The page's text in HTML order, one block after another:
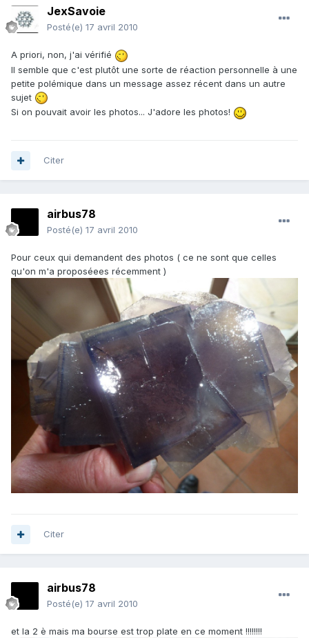
JexSavoie
Posté(e) 17 avril 2010
A priori, non, j'ai vérifié
Il semble que c'est plutôt une sorte de réaction personnelle à une
petite polémique dans un message assez récent dans un autre
sujet
Si on pouvait avoir les photos... J'adore les photos!
Citer
airbus78
Posté(e) 17 avril 2010
Pour ceux qui demandent des photos ( ce ne sont que celles
qu'on m'a proposéees récemment )
Citer
airbus78
Posté(e) 17 avril 2010
et la 2 è mais ma bourse est trop plate en ce moment !!!!!!!!